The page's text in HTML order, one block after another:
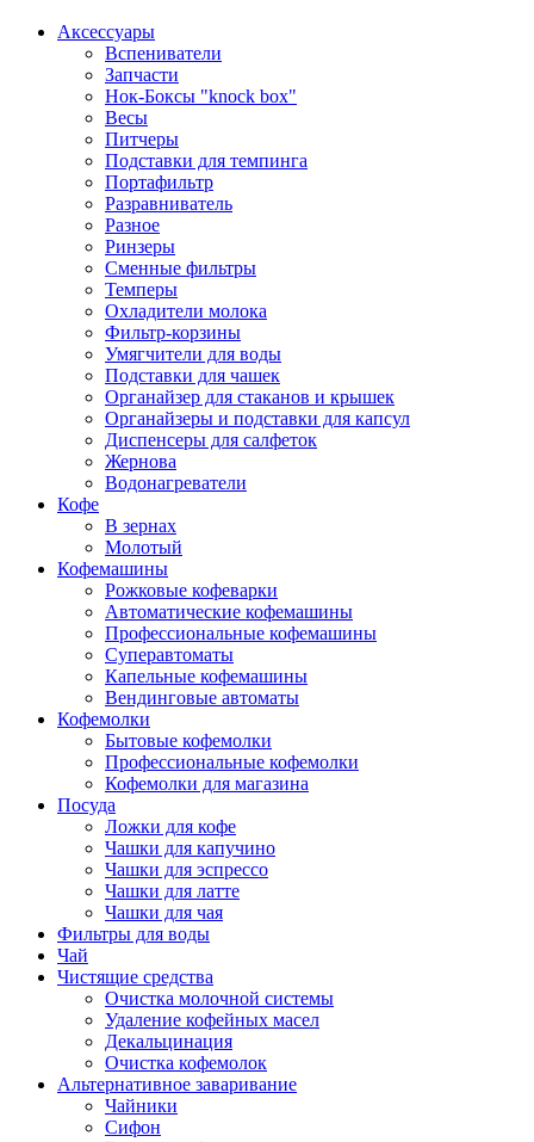
Аксессуары
Вспениватели
Запчасти
Нок-Боксы "knock box"
Весы
Питчеры
Подставки для темпинга
Портафильтр
Разравниватель
Разное
Ринзеры
Сменные фильтры
Темперы
Охладители молока
Фильтр-корзины
Умягчители для воды
Подставки для чашек
Органайзер для стаканов и крышек
Органайзеры и подставки для капсул
Диспенсеры для салфеток
Жернова
Водонагреватели
Кофе
В зернах
Молотый
Кофемашины
Рожковые кофеварки
Автоматические кофемашины
Профессиональные кофемашины
Суперавтоматы
Капельные кофемашины
Вендинговые автоматы
Кофемолки
Бытовые кофемолки
Профессиональные кофемолки
Кофемолки для магазина
Посуда
Ложки для кофе
Чашки для капучино
Чашки для эспрессо
Чашки для латте
Чашки для чая
Фильтры для воды
Чай
Чистящие средства
Очистка молочной системы
Удаление кофейных масел
Декальцинация
Очистка кофемолок
Альтернативное заваривание
Чайники
Сифон